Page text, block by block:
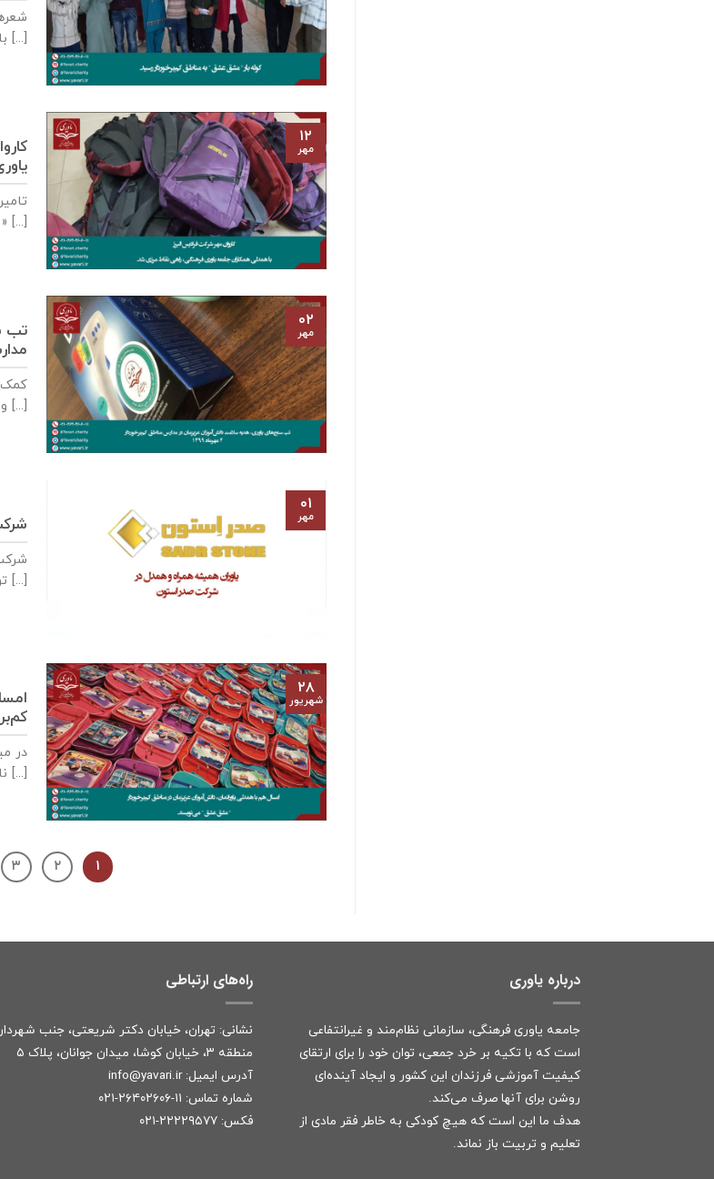
باش [...]
ورزی فراديس البرز » [...]
۱۲
مهر
تب
کمک
ویروس کووید ۱۹ در [...]
۰۲
مهر
تولید سنگ آنتیک، سنگ [...]
۰۱
مهر
در
نامحدود چیستانی ست [...]
۲۸
شهریور
۱ ۲ ۳
درباره یاوری
جامعه یاوری فرهنگی، سازمانی نظام‌مند و غیرانتفاعی
است که با تکیه بر خرد جمعی، توان خود را برای ارتقای
کیفیت آموزشی فرزندان این کشور و ایجاد آینده‌ای
روشن برای آنها صرف می‌کند.
هدف ما این است که هیچ کودکی به خاطر فقر مادی از
تعلیم و تربیت باز نماند.
راه‌های ارتباطی
نشانی: تهران، خیابان دکتر شریعتی، جنب
منطقه ۳، خیابان کوشا، میدان جوانان، پلاک ۵
آدرس ایمیل: info@yavari.ir
شماره تماس: ۱۱-۲۶۴۰۲۶۰۶-۰۲۱
فکس: ۲۲۲۲۹۵۷۷-۰۲۱